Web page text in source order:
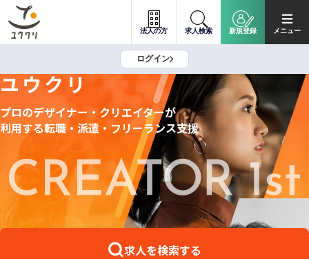
法人の方 求人検索 新規登録 メニュー
ログイン
ユウクリ
プロのデザイナー・クリエイターが
利用する転職・派遣・フリーランス支援
求人を検索する